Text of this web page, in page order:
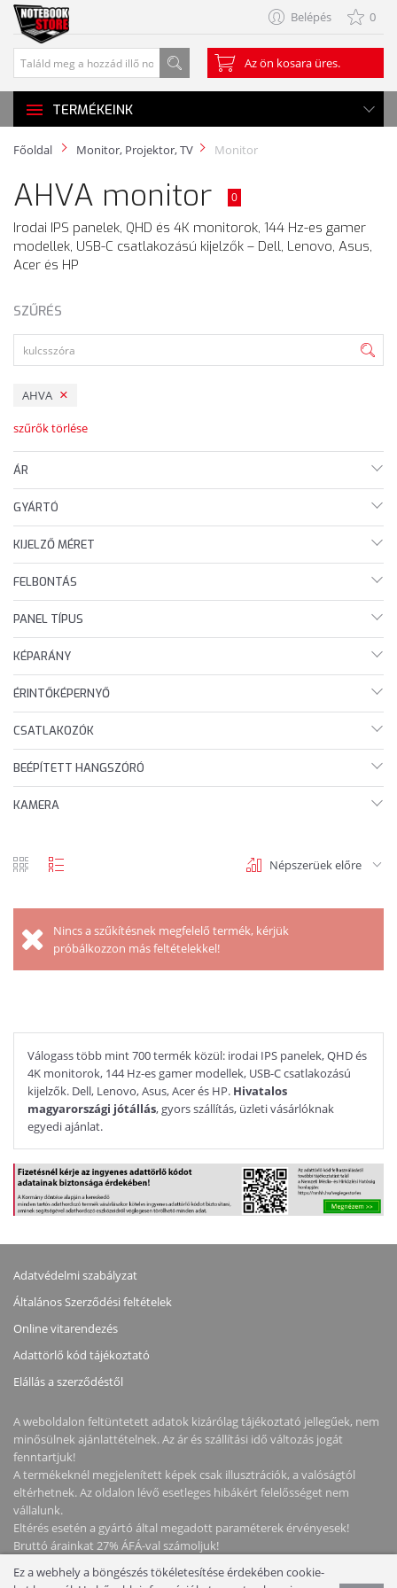
Belépés 0
Az ön kosara üres.
TERMÉKEINK
Főoldal Monitor, Projektor, TV Monitor
AHVA monitor 0
Irodai IPS panelek, QHD és 4K monitorok, 144 Hz-es gamer
modellek, USB-C csatlakozású kijelzők – Dell, Lenovo, Asus,
Acer és HP
SZŰRÉS
AHVA
szűrők törlése
ÁR
GYÁRTÓ
KIJELZŐ MÉRET
FELBONTÁS
PANEL TÍPUS
KÉPARÁNY
ÉRINTŐKÉPERNYŐ
CSATLAKOZÓK
BEÉPÍTETT HANGSZÓRÓ
KAMERA
Népszerüek előre
Nincs a szűkítésnek megfelelő termék, kérjük
próbálkozzon más feltételekkel!
Válogass több mint 700 termék közül: irodai IPS panelek, QHD és
4K monitorok, 144 Hz-es gamer modellek, USB-C csatlakozású
kijelzők. Dell, Lenovo, Asus, Acer és HP. Hivatalos
magyarországi jótállás, gyors szállítás, üzleti vásárlóknak
egyedi ajánlat.
Adatvédelmi szabályzat
Általános Szerződési feltételek
Online vitarendezés
Adattörlő kód tájékoztató
Elállás a szerződéstől
A weboldalon feltüntetett adatok kizárólag tájékoztató jellegűek, nem
minősülnek ajánlattételnek. Az ár és szállítási idő változás jogát
fenntartjuk!
A termékeknél megjelenített képek csak illusztrációk, a valóságtól
eltérhetnek. Az oldalon lévő esetleges hibákért felelősséget nem
vállalunk.
Eltérés esetén a gyártó által megadott paraméterek érvényesek!
Bruttó árainkat 27% ÁFÁ-val számoljuk!
Ez a webhely a böngészés tökéletesítése érdekében cookie-